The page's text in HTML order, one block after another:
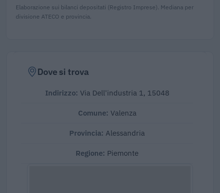
Elaborazione sui bilanci depositati (Registro Imprese). Mediana per
divisione ATECO e provincia.
Dove si trova
Indirizzo: Via Dell'industria 1, 15048
Comune: Valenza
Provincia: Alessandria
Regione: Piemonte